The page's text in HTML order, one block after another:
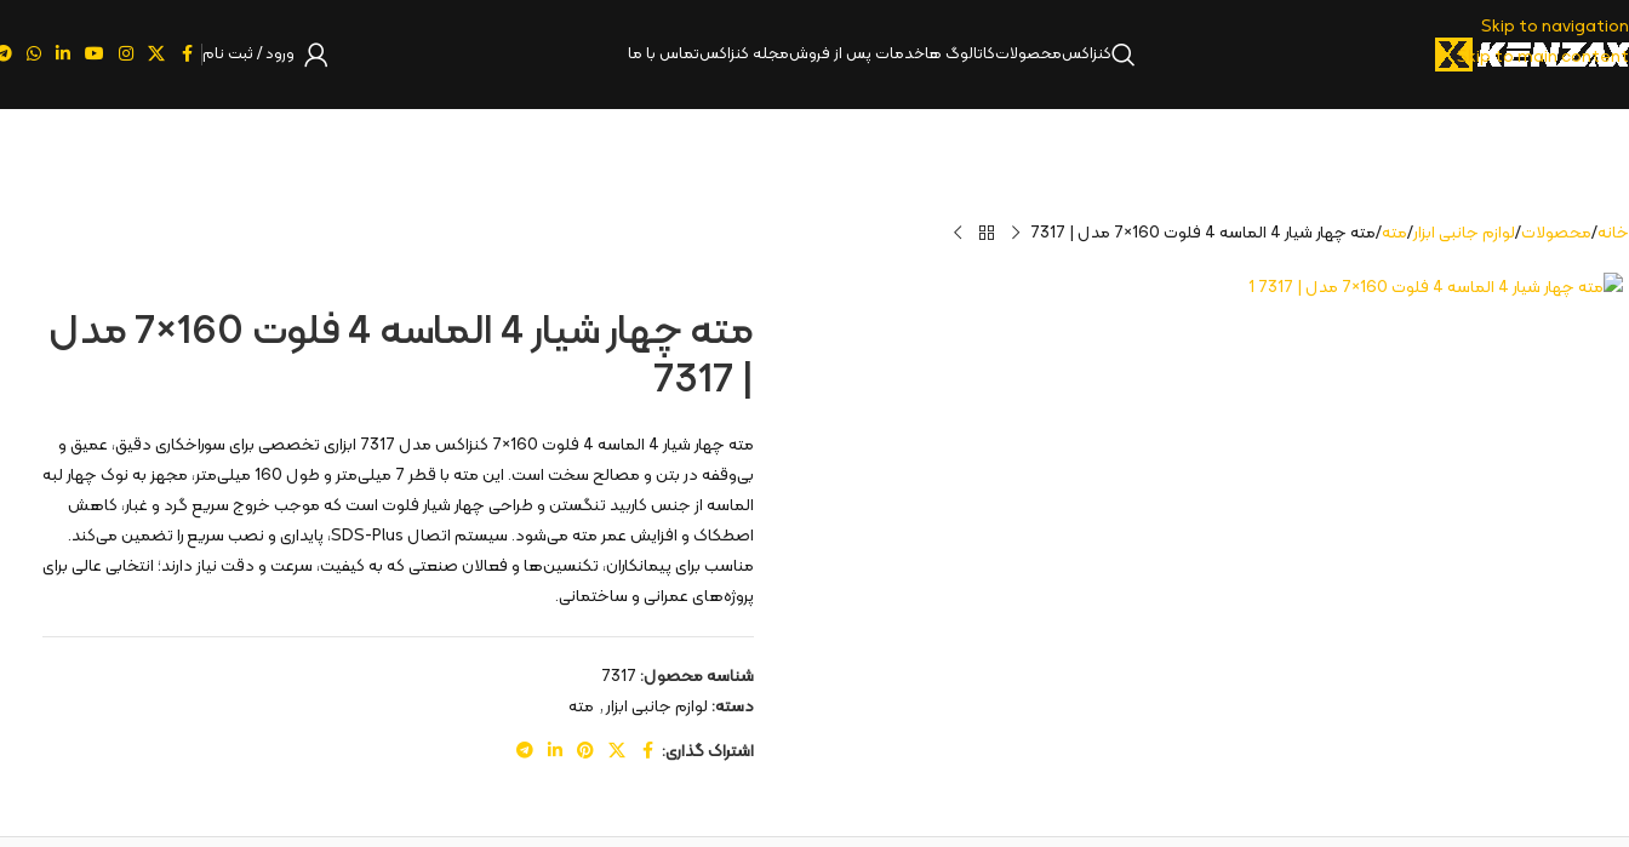
Skip to navigation
Skip to main content
کنزاکسمحصولاتکاتالوگ‌ هاخدمات پس از فروشمجله کنزاکستماس با ما ورود / ثبت نام
خانه محصولات لوازم جانبی ابزار مته مته چهار شیار 4 الماسه 4 فلوت 160×7 مدل | 7317
مته چهار شیار 4 الماسه 4 فلوت 160×7 مدل
| 7317
مته چهار شیار 4 الماسه 4 فلوت 160×7 کنزاکس مدل 7317 ابزاری تخصصی برای سوراخکاری دقیق، عمیق و
بی‌وقفه در بتن و مصالح سخت است. این مته با قطر 7 میلی‌متر و طول 160 میلی‌متر، مجهز به نوک چهار لبه
الماسه از جنس کاربید تنگستن و طراحی چهار شیار فلوت است که موجب خروج سریع گرد و غبار، کاهش
اصطکاک و افزایش عمر مته می‌شود. سیستم اتصال SDS-Plus، پایداری و نصب سریع را تضمین می‌کند.
مناسب برای پیمانکاران، تکنسین‌ها و فعالان صنعتی که به کیفیت، سرعت و دقت نیاز دارند؛ انتخابی عالی برای
پروژه‌های عمرانی و ساختمانی.
شناسه محصول:7317
دسته:لوازم جانبی ابزار, مته
اشتراک گذاری: